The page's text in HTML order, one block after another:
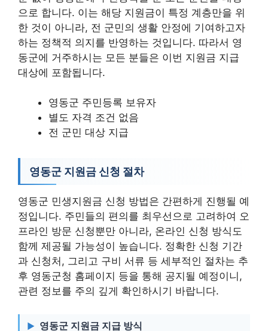
으로 합니다. 이는 해당 지원금이 특정 계층만을 위
한 것이 아니라, 전 군민의 생활 안정에 기여하고자
하는 정책적 의지를 반영하는 것입니다. 따라서 영
동군에 거주하시는 모든 분들은 이번 지원금 지급
대상에 포함됩니다.
영동군 주민등록 보유자
별도 자격 조건 없음
전 군민 대상 지급
영동군 지원금 신청 절차
영동군 민생지원금 신청 방법은 간편하게 진행될 예
정입니다. 주민들의 편의를 최우선으로 고려하여 오
프라인 방문 신청뿐만 아니라, 온라인 신청 방식도
함께 제공될 가능성이 높습니다. 정확한 신청 기간
과 신청처, 그리고 구비 서류 등 세부적인 절차는 추
후 영동군청 홈페이지 등을 통해 공지될 예정이니,
관련 정보를 주의 깊게 확인하시기 바랍니다.
영동군 지원금 지급 방식